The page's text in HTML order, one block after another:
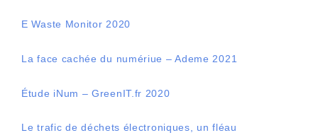
E Waste Monitor 2020
La face cachée du numériue – Ademe 2021
Étude iNum – GreenIT.fr 2020
Le trafic de déchets électroniques, un fléau